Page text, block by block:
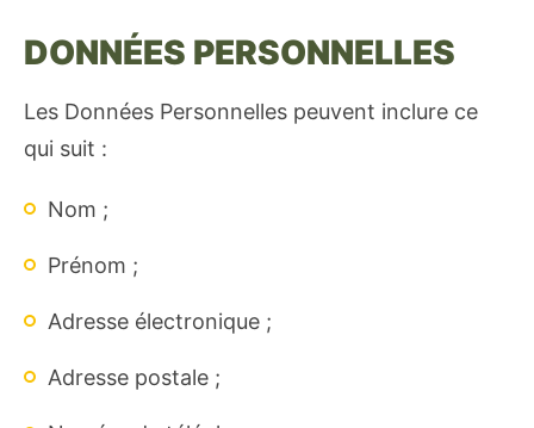
DONNÉES PERSONNELLES
Les Données Personnelles peuvent inclure ce
qui suit :
Nom ;
Prénom ;
Adresse électronique ;
Adresse postale ;